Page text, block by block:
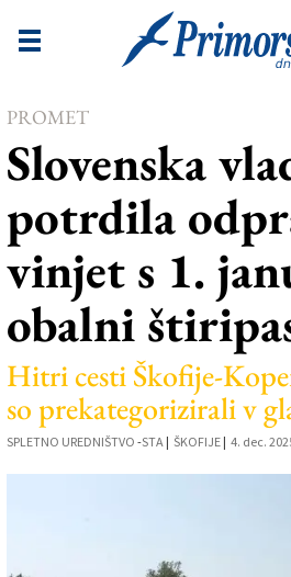
Novice
Goriška
Kultura
Šport
Še
Vreme
Uredništvo
Oglasi
PROMET
Slovenska
potrdila
vinjet s 1.
obalni
Hitri cesti Škofije-
so prekategorizirali v
SPLETNO UREDNIŠTVO -STA | ŠKOFIJE | 4. dec.